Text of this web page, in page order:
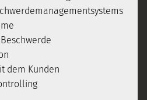
dem Kunden